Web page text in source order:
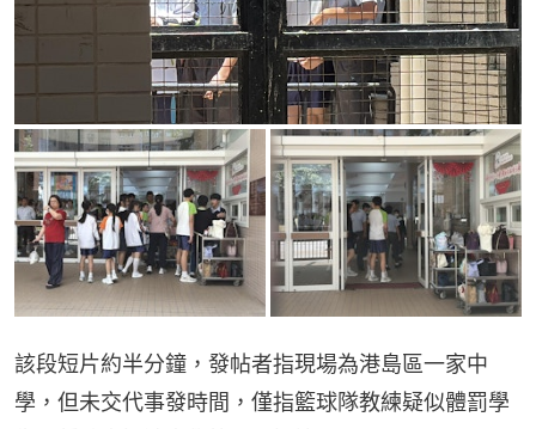
該段短片約半分鐘，發帖者指現場為港島區一家中
學，但未交代事發時間，僅指籃球隊教練疑似體罰學